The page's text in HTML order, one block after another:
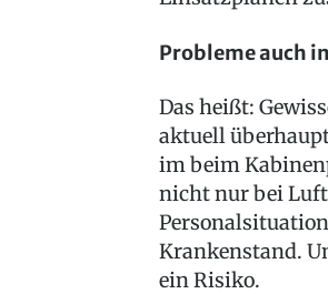
Probleme auch
Das heißt:
aktuell
im beim
nicht nur bei
Krankenstand.
ein Risiko.